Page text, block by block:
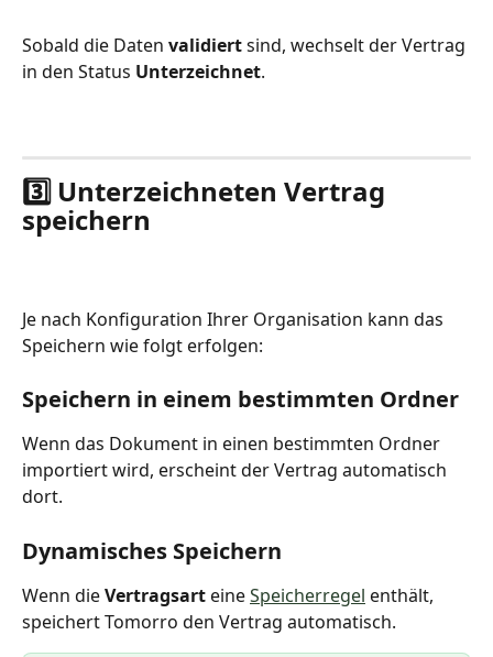
Sobald die Daten validiert sind, wechselt der Vertrag
in den Status Unterzeichnet.
3️⃣ Unterzeichneten Vertrag
speichern
Je nach Konfiguration Ihrer Organisation kann das
Speichern wie folgt erfolgen:
Speichern in einem bestimmten Ordner
Wenn das Dokument in einen bestimmten Ordner
importiert wird, erscheint der Vertrag automatisch
dort.
Dynamisches Speichern
Wenn die Vertragsart eine Speicherregel enthält,
speichert Tomorro den Vertrag automatisch.